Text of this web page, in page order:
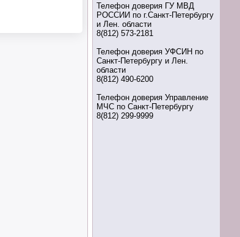
Телефон доверия ГУ МВД
РОССИИ по г.Санкт-Петербургу
и Лен. области
8(812) 573-2181
Телефон доверия УФСИН по
Санкт-Петербургу и Лен.
области
8(812) 490-6200
Телефон доверия Управление
МЧС по Санкт-Петербургу
8(812) 299-9999